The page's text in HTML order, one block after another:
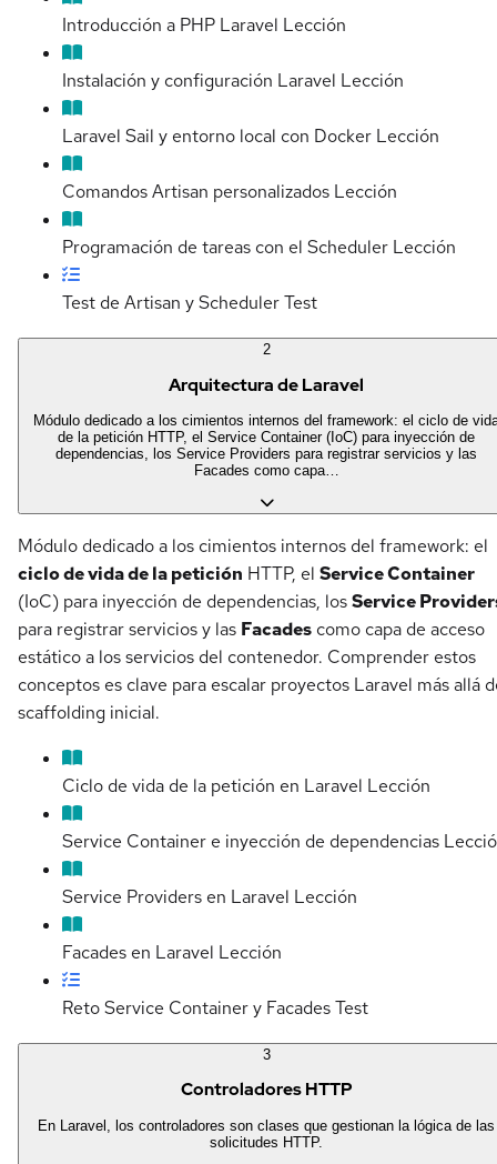
Introducción a PHP Laravel Lección
Instalación y configuración Laravel Lección
Laravel Sail y entorno local con Docker Lección
Comandos Artisan personalizados Lección
Programación de tareas con el Scheduler Lección
Test de Artisan y SchedulerTest
2
Arquitectura de Laravel
Módulo dedicado a los cimientos internos del framework: el ciclo de
de la petición HTTP, el Service Container (IoC) para inyección de
dependencias, los Service Providers para registrar servicios y las
Facades como capa…
Módulo dedicado a los cimientos internos del framework: el
ciclo de vida de la petición HTTP, el Service Container
(IoC) para inyección de dependencias, losService
para registrar servicios y las Facades como capa de acceso
estático a los servicios del contenedor. Comprender estos
conceptos es clave para escalar proyectos Laravel más allá
scaffolding inicial.
Ciclo de vida de la petición en Laravel Lección
Service Container e inyección de dependencias
Service Providers en Laravel Lección
Facades en Laravel Lección
Reto Service Container y FacadesTest
3
Controladores HTTP
En Laravel, los controladores son clases que gestionan la lógica de las
solicitudes HTTP.